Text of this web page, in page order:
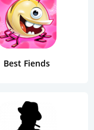
Best Fiends